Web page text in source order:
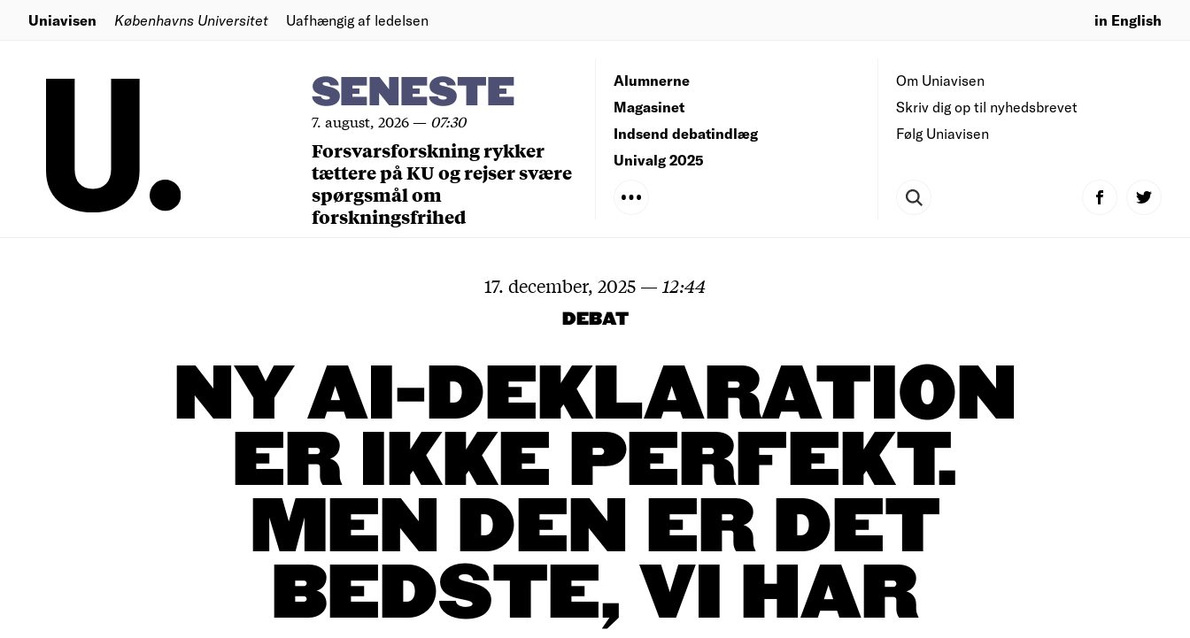
Uniavisen Københavns Universitet Uafhængig af ledelsen in English
SENESTE
7. august, 2026— 07:30
Forsvarsforskning rykker
tættere på KU og rejser svære
spørgsmål om
forskningsfrihed
Om Uniavisen
Skriv dig op til nyhedsbrevet
Følg Uniavisen
Alumnerne
Magasinet
Indsend debatindlæg
Univalg 2025
17. december, 2025 — 12:44
DEBAT
NY AI-DEKLARATION
ER IKKE PERFEKT.
MEN DEN ER DET
BEDSTE, VI HAR